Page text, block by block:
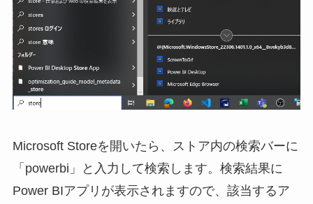
Microsoft Storeを開いたら、ストア内の検索バーに
「powerbi」と入力して検索します。検索結果に
Power BIアプリが表示されますので、該当するア